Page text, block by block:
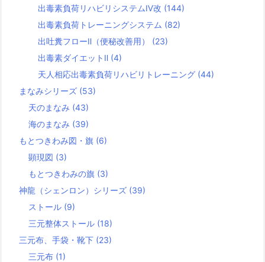
出毒素負荷リハビリシステムⅣ改 (144)
出毒素負荷トレーニングシステム (82)
出吐糞フローⅡ（便秘改善用） (23)
出毒素ダイエットⅡ (4)
天人相応出毒素負荷リハビリトレーニング (44)
まなみシリーズ (53)
天のまなみ (43)
海のまなみ (39)
もとつきわみ図・旗 (6)
顕現図 (3)
もとつきわみの旗 (3)
神龍（シェンロン）シリーズ (39)
ストール (9)
三元整体ストール (18)
三元布、手袋・靴下 (23)
三元布 (1)